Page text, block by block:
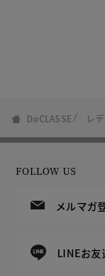
DoCLASSE レ
FOLLOW US
メルマガ
LINEお友